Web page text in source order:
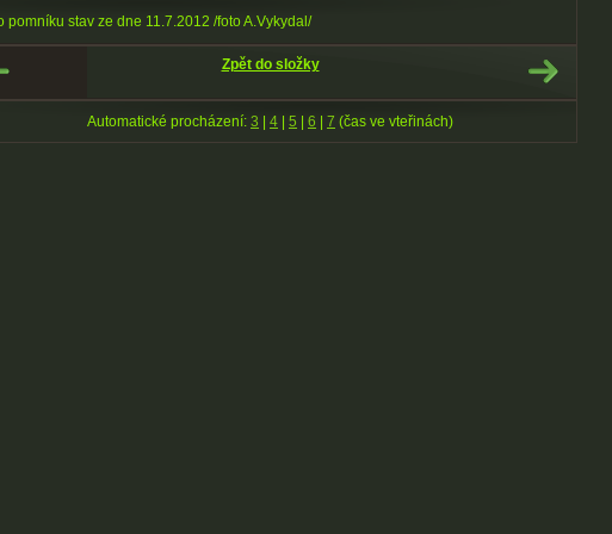
pomníku stav ze dne 11.7.2012 /foto A.Vykydal/
Zpět do složky
Automatické procházení: 3 | 4 | 5 | 6 | 7 (čas ve vteřinách)